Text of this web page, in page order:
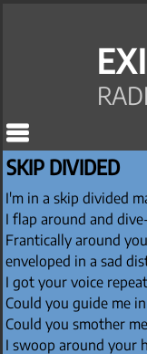
SKIP DIVIDED
I'm in a skip divided
I flap around and
Frantically around
enveloped in a sad
I got your voice
Could you guide me in
Could you smother me
I swoop around your